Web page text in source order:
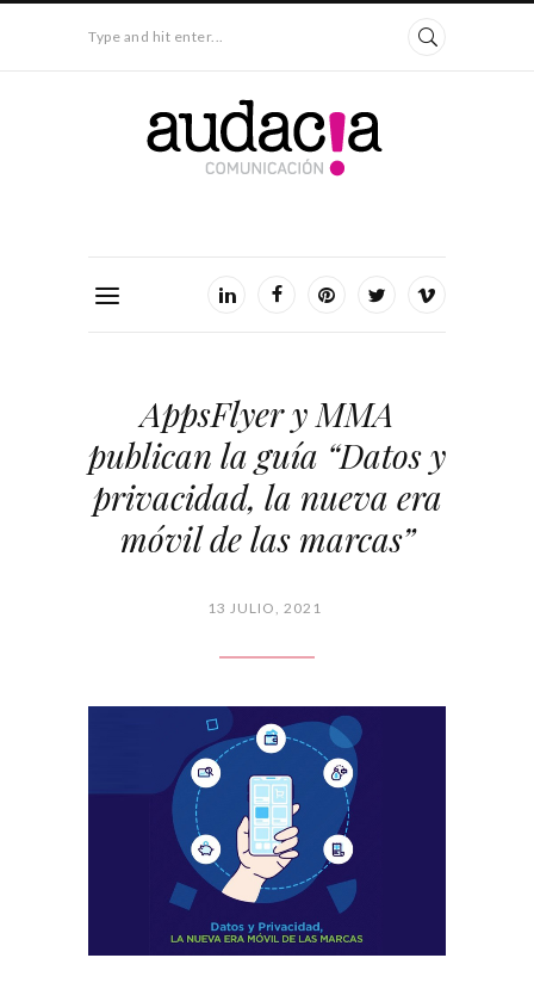
Type and hit enter...
AppsFlyer y MMA
publican la guía “Datos y
privacidad, la nueva era
móvil de las marcas”
13 JULIO, 2021